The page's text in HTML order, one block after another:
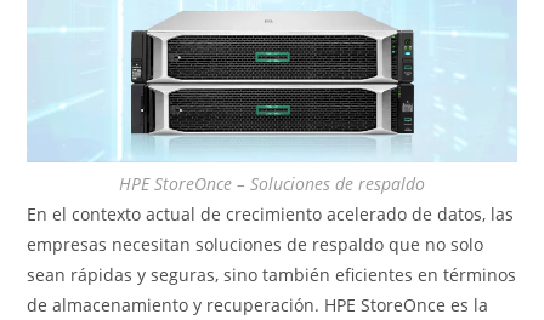
HPE StoreOnce – Soluciones de respaldo
En el contexto actual de crecimiento acelerado de datos, las
empresas necesitan soluciones de respaldo que no solo
sean rápidas y seguras, sino también eficientes en términos
de almacenamiento y recuperación. HPE StoreOnce es la